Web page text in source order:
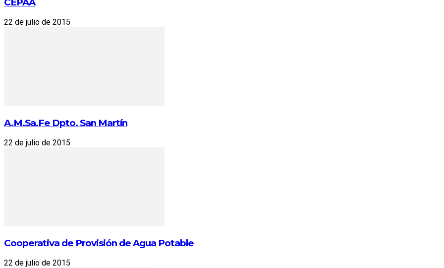
CEPAA
22 de julio de 2015
A.M.Sa.Fe Dpto. San Martín
22 de julio de 2015
Cooperativa de Provisión de Agua Potable
22 de julio de 2015